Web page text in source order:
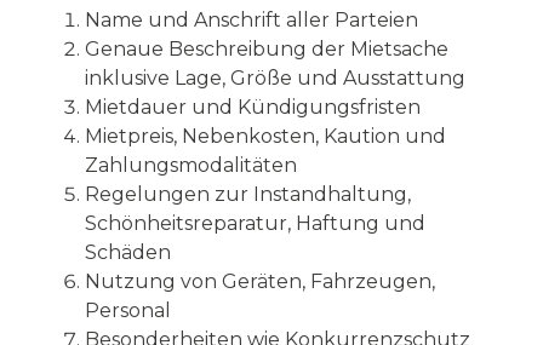
Name und Anschrift aller Parteien
Genaue Beschreibung der Mietsache
inklusive Lage, Größe und Ausstattung
Mietdauer und Kündigungsfristen
Mietpreis, Nebenkosten, Kaution und
Zahlungsmodalitäten
Regelungen zur Instandhaltung,
Schönheitsreparatur, Haftung und
Schäden
Nutzung von Geräten, Fahrzeugen,
Personal
Besonderheiten wie Konkurrenzschutz